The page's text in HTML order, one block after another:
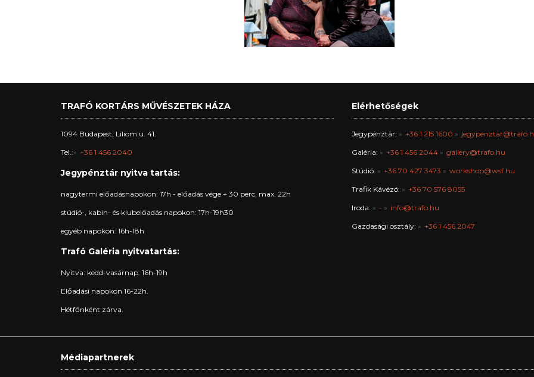
TRAFÓ KORTÁRS MŰVÉSZETEK HÁZA
1094 Budapest, Liliom u. 41.
Tel.: +36 1 456 2040
Jegypénztár nyitva tartás:
nagytermi előadásnapokon: 17h - előadás vége + 30 perc, max. 22h
stúdió-, kabin- és klubelőadás napokon: 17h-19h30
egyéb napokon: 16h-18h
Trafó Galéria nyitvatartás:
Nyitva: kedd-vasárnap: 16h-19h
Előadási napokon 16-22h.
Hétfőnként zárva.
Elérhetőségek
Jegypénztár: +36 1 215 1600
Galéria: +36 1 456 2044 gallery@trafo.hu
Stúdió: +36 70 427 3473 workshop@wsf.hu
Trafik Kávézó: +36 70 576 8055
Iroda: - info@trafo.hu
Gazdasági osztály: +36 1 456 2047
Médiapartnerek